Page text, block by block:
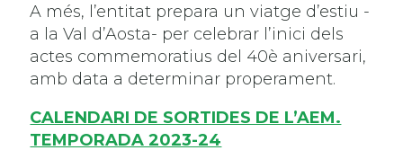
A més, l’entitat prepara un viatge d’estiu -
a la Val d’Aosta- per celebrar l’inici dels
actes commemoratius del 40è aniversari,
amb data a determinar properament.
CALENDARI DE SORTIDES DE L’AEM.
TEMPORADA 2023-24